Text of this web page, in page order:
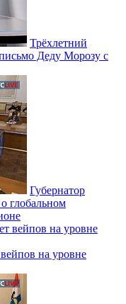
Трёхлетний
Деду Морозу с
Губернатор
глобальном
на уровне